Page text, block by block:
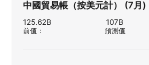
中國貿易帳（按美元計） (7月)
125.62B
前值 ：
107B
預測值